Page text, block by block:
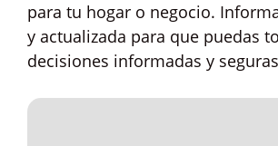
para tu hogar o negocio.
y actualizada para que puedas
decisiones informadas y